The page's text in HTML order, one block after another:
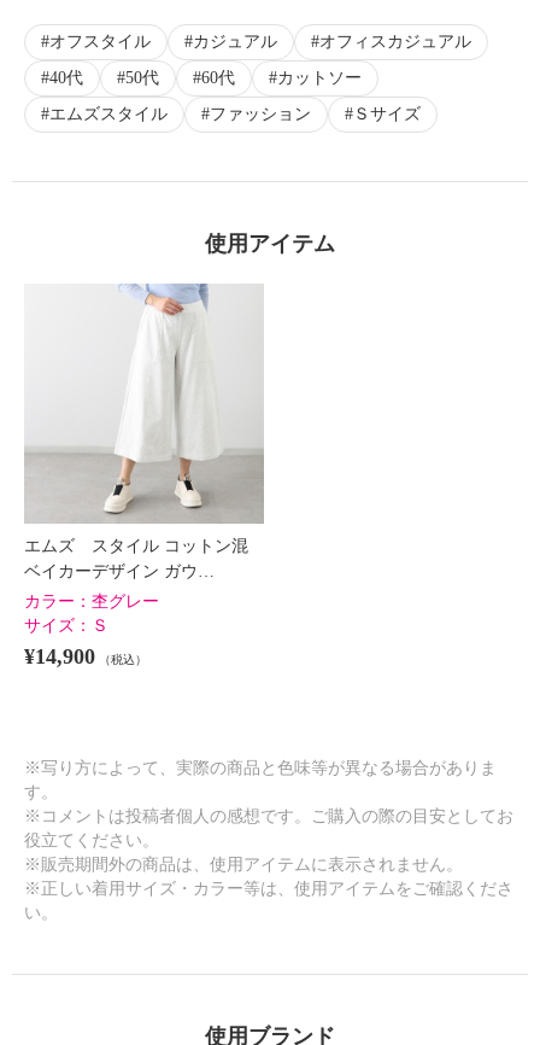
オフスタイル カジュアル
オフィスカジュアル
40代
50代 60代
カットソー
エムズスタイル
ファッション Ｓサイズ
使用アイテム
エムズ スタイル コットン混
ベイカーデザイン ガウ…
カラー： 杢グレー
サイズ： Ｓ
¥14,900 （税込）
※写り方によって、実際の商品と色味等が異なる場合がありま
す。
※コメントは投稿者個人の感想です。ご購入の際の目安としてお
役立てください。
※販売期間外の商品は、使用アイテムに表示されません。
※正しい着用サイズ・カラー等は、使用アイテムをご確認くださ
い。
使用ブランド